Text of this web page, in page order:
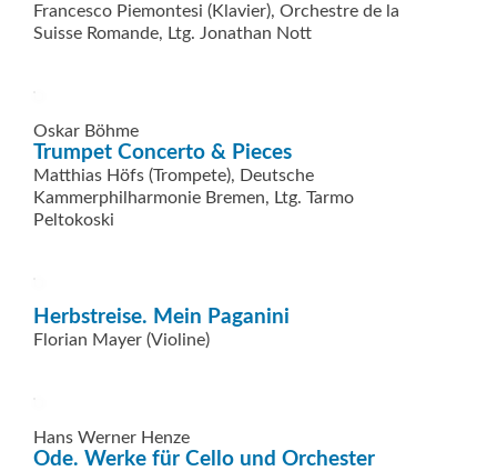
Francesco Piemontesi (Klavier), Orchestre de la
Suisse Romande, Ltg. Jonathan Nott
Oskar Böhme
Trumpet Concerto & Pieces
Matthias Höfs (Trompete), Deutsche
Kammerphilharmonie Bremen, Ltg. Tarmo
Peltokoski
Herbstreise. Mein Paganini
Florian Mayer (Violine)
Hans Werner Henze
Ode. Werke für Cello und Orchester